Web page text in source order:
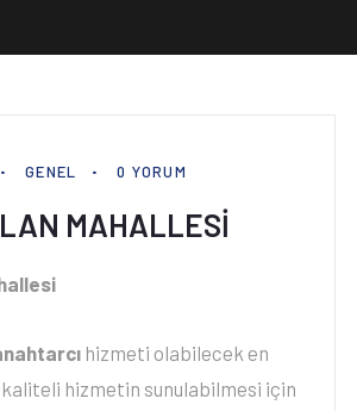
GENEL 0 YORUM
MAHALLESİ
hizmeti olabilecek en
hizmetin sunulabilmesi için